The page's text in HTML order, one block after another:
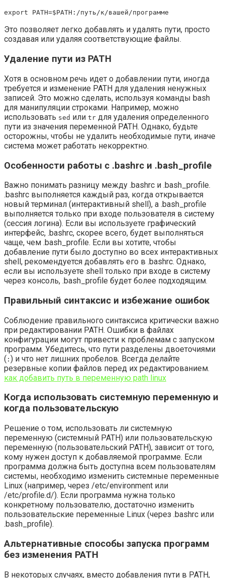
export PATH=$PATH:/путь/к/вашей/программе
Это позволяет легко добавлять и удалять пути, просто
создавая или удаляя соответствующие файлы.
Удаление пути из PATH
Хотя в основном речь идет о добавлении пути, иногда
требуется и изменение PATH для удаления ненужных
записей. Это можно сделать, используя команды bash
для манипуляции строками. Например, можно
использовать sed или tr для удаления определенного
пути из значения переменной PATH. Однако, будьте
осторожны, чтобы не удалить необходимые пути, иначе
система может работать некорректно.
Особенности работы с .bashrc и .bash_profile
Важно понимать разницу между .bashrc и .bash_profile.
.bashrc выполняется каждый раз, когда открывается
новый терминал (интерактивный shell), а .bash_profile
выполняется только при входе пользователя в систему
(сессия логина). Если вы используете графический
интерфейс, .bashrc, скорее всего, будет выполняться
чаще, чем .bash_profile. Если вы хотите, чтобы
добавление пути было доступно во всех интерактивных
shell, рекомендуется добавлять его в .bashrc. Однако,
если вы используете shell только при входе в систему
через консоль, .bash_profile будет более подходящим.
Правильный синтаксис и избежание ошибок
Соблюдение правильного синтаксиса критически важно
при редактировании PATH. Ошибки в файлах
конфигурации могут привести к проблемам с запуском
программ. Убедитесь, что пути разделены двоеточиями
( : ) и что нет лишних пробелов. Всегда делайте
резервные копии файлов перед их редактированием.
как добавить путь в переменную path linux
Когда использовать системную переменную и
когда пользовательскую
Решение о том, использовать ли системную
переменную (системный PATH) или пользовательскую
переменную (пользовательский PATH), зависит от того,
кому нужен доступ к добавляемой программе. Если
программа должна быть доступна всем пользователям
системы, необходимо изменить системные переменные
Linux (например, через /etc/environment или
/etc/profile.d/). Если программа нужна только
конкретному пользователю, достаточно изменить
пользовательские переменные Linux (через .bashrc или
.bash_profile).
Альтернативные способы запуска программ
без изменения PATH
В некоторых случаях, вместо добавления пути в PATH,